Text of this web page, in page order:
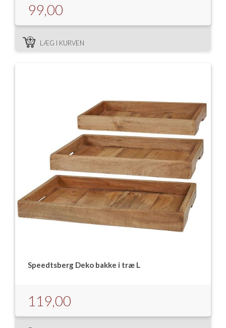
99,00
LÆG I KURVEN
Speedtsberg Deko bakke i træ L
119,00